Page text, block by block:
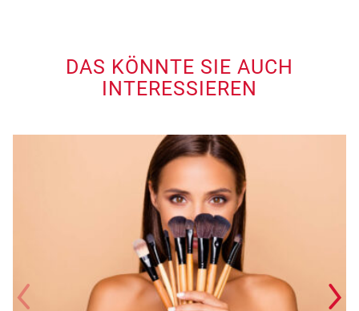
DAS KÖNNTE SIE AUCH
INTERESSIEREN